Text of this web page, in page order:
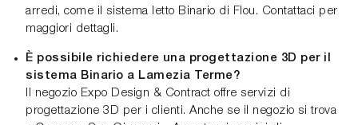
arredi, come il sistema letto Binario di Flou. Contattaci per
maggiori dettagli.
È possibile richiedere una progettazione 3D per il
sistema Binario a Lamezia Terme?
Il negozio Expo Design & Contract offre servizi di
progettazione 3D per i clienti. Anche se il negozio si trova